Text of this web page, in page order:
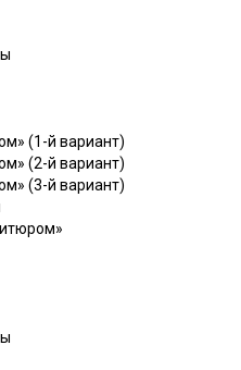
(1-й вариант)
(2-й вариант)
(3-й вариант)